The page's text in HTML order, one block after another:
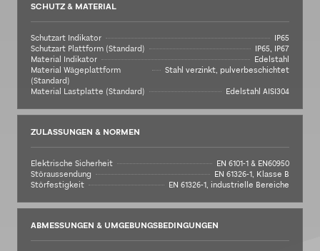
SCHUTZ & MATERIAL
Schutzart Indikator
IP65
Schutzart Plattform (Standard)
IP65, IP67
Material Indikator
Edelstahl
Material Wägeplattform
(Standard)
Stahl verzinkt, pulverbeschichtet
Material Lastplatte (Standard)
Edelstahl AISI304
ZULASSUNGEN & NORMEN
Elektrische Sicherheit
EN 6101-1 & EN60950
Störaussendung
EN 61326-1, Klasse B
Störfestigkeit
EN 61326-1, industrielle Bereiche
ABMESSUNGEN & UMGEBUNGSBEDINGUNGEN